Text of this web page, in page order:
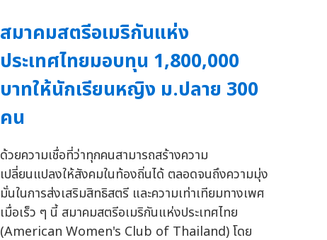
สมาคมสตรีอเมริกันแห่ง
ประเทศไทยมอบทุน 1,800,000
บาทให้นักเรียนหญิง ม.ปลาย 300
คน
ด้วยความเชื่อที่ว่าทุกคนสามารถสร้างความ
เปลี่ยนแปลงให้สังคมในท้องถิ่นได้ ตลอดจนถึงความมุ่ง
มั่นในการส่งเสริมสิทธิสตรี และความเท่าเทียมทางเพศ
เมื่อเร็ว ๆ นี้ สมาคมสตรีอเมริกันแห่งประเทศไทย
(American Women's Club of Thailand) โดย